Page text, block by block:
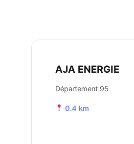
AJA ENERGIE
Département 95
0.4 km